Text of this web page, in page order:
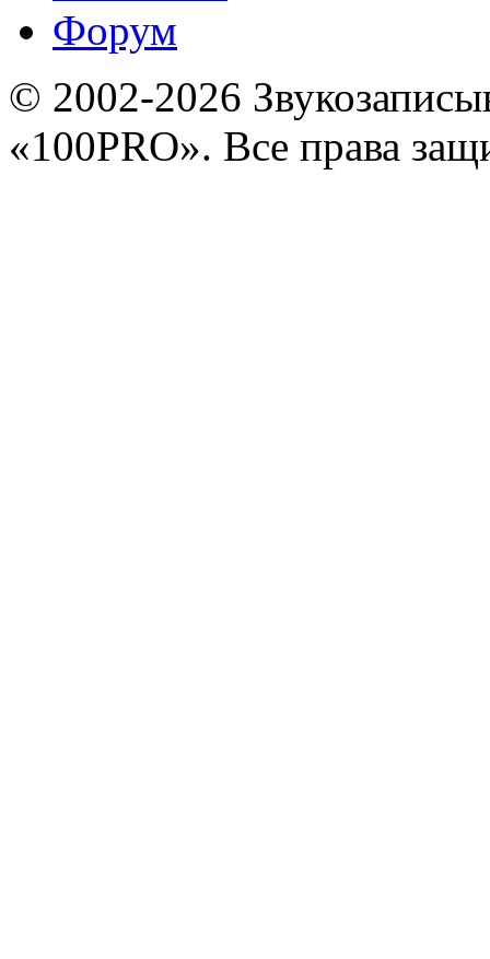
Форум
© 2002-2026
«100PRO». Все права